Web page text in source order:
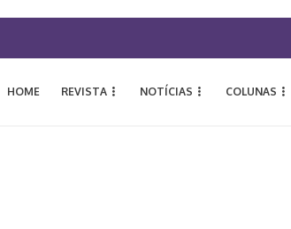
HOME REVISTA NOTÍCIAS COLUNAS